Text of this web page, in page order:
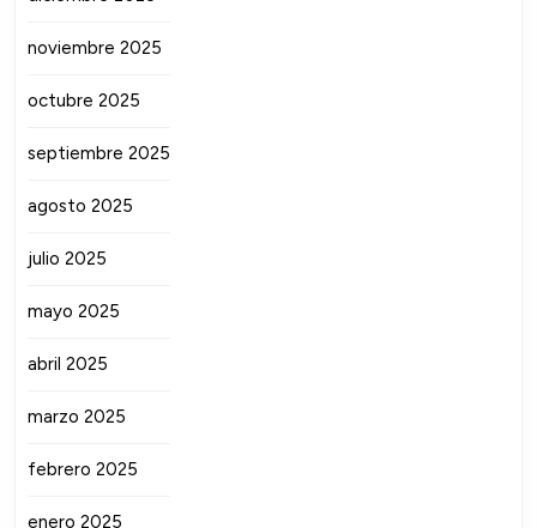
noviembre 2025
octubre 2025
septiembre 2025
agosto 2025
julio 2025
mayo 2025
abril 2025
marzo 2025
febrero 2025
enero 2025